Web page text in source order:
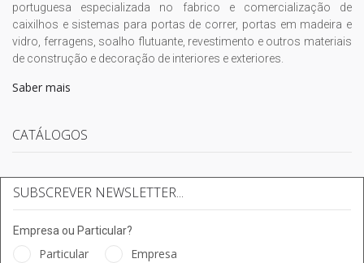
portuguesa especializada no fabrico e comercialização de
caixilhos e sistemas para portas de correr, portas em madeira e
vidro, ferragens, soalho flutuante, revestimento e outros materiais
de construção e decoração de interiores e exteriores.
Saber mais
CATÁLOGOS
SUBSCREVER NEWSLETTER...
Empresa ou Particular?
Particular Empresa